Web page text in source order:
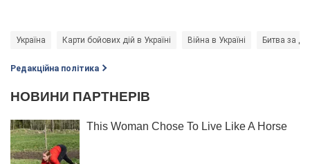
Україна Карти бойових дій в Україні Війна в Україні Битва за
Редакційна політика